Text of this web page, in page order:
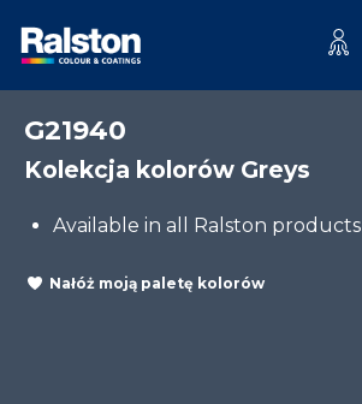
G21940
Kolekcja kolorów Greys
Available in all Ralston products
Nałóż moją paletę kolorów